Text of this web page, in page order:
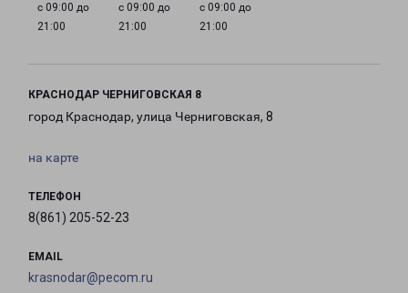
с 09:00 до
21:00
с 09:00 до
21:00
с 09:00 до
21:00
КРАСНОДАР ЧЕРНИГОВСКАЯ 8
город Краснодар, улица Черниговская, 8
на карте
ТЕЛЕФОН
8(861) 205-52-23
EMAIL
krasnodar@pecom.ru